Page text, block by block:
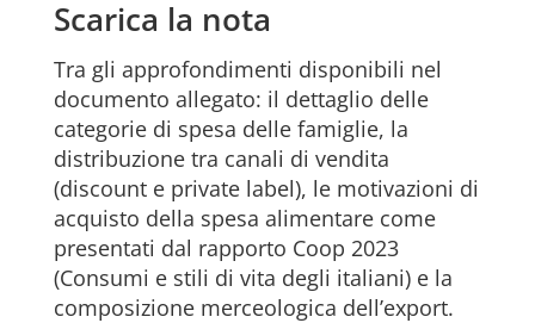
Scarica la nota
Tra gli approfondimenti disponibili nel
documento allegato: il dettaglio delle
categorie di spesa delle famiglie, la
distribuzione tra canali di vendita
(discount e private label), le motivazioni di
acquisto della spesa alimentare come
presentati dal rapporto Coop 2023
(Consumi e stili di vita degli italiani) e la
composizione merceologica dell’export.